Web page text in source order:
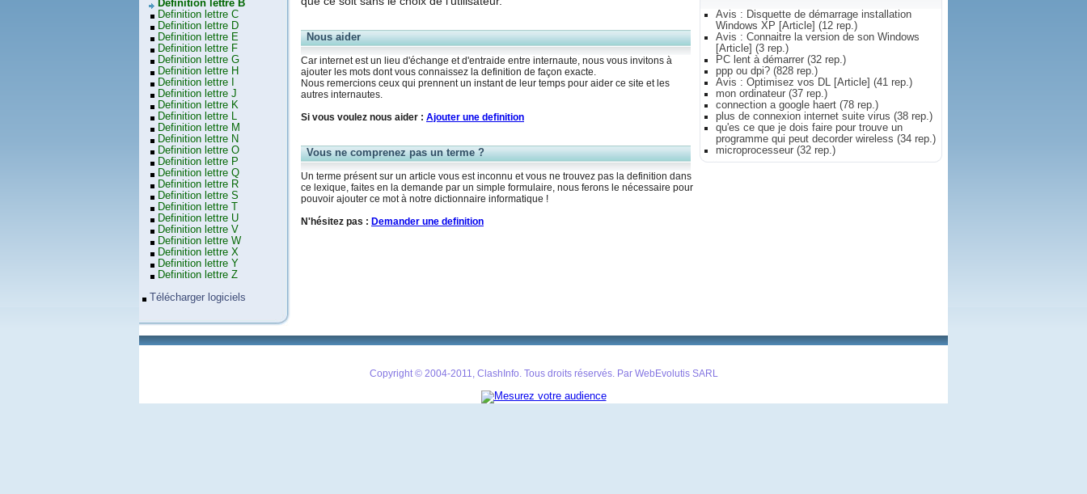
Nous aider
Car internet est un lieu d'échange et d'entraide entre internaute, nous vous invitons à
ajouter les mots dont vous connaissez la definition de façon exacte.
Nous remercions ceux qui prennent un instant de leur temps pour aider ce site et les
autres internautes.
Si vous voulez nous aider : Ajouter une definition
Vous ne comprenez pas un terme ?
Un terme présent sur un article vous est inconnu et vous ne trouvez pas la definition dans
ce lexique, faites en la demande par un simple formulaire, nous ferons le nécessaire pour
pouvoir ajouter ce mot à notre dictionnaire informatique !
N'hésitez pas : Demander une definition
Avis : Disquette de démarrage installation
Windows XP [Article] (12 rep.)
Avis : Connaitre la version de son Windows
[Article] (3 rep.)
PC lent à démarrer (32 rep.)
ppp ou dpi? (828 rep.)
Avis : Optimisez vos DL [Article] (41 rep.)
mon ordinateur (37 rep.)
connection a google haert (78 rep.)
plus de connexion internet suite virus (38 rep.)
qu'es ce que je dois faire pour trouve un
programme qui peut decorder wireless (34 rep.)
microprocesseur (32 rep.)
Definition lettre B
Definition lettre C
Definition lettre D
Definition lettre E
Definition lettre F
Definition lettre G
Definition lettre H
Definition lettre I
Definition lettre J
Definition lettre K
Definition lettre L
Definition lettre M
Definition lettre N
Definition lettre O
Definition lettre P
Definition lettre Q
Definition lettre R
Definition lettre S
Definition lettre T
Definition lettre U
Definition lettre V
Definition lettre W
Definition lettre X
Definition lettre Y
Definition lettre Z
Télécharger logiciels
Copyright © 2004-2011, ClashInfo. Tous droits réservés. Par WebEvolutis SARL